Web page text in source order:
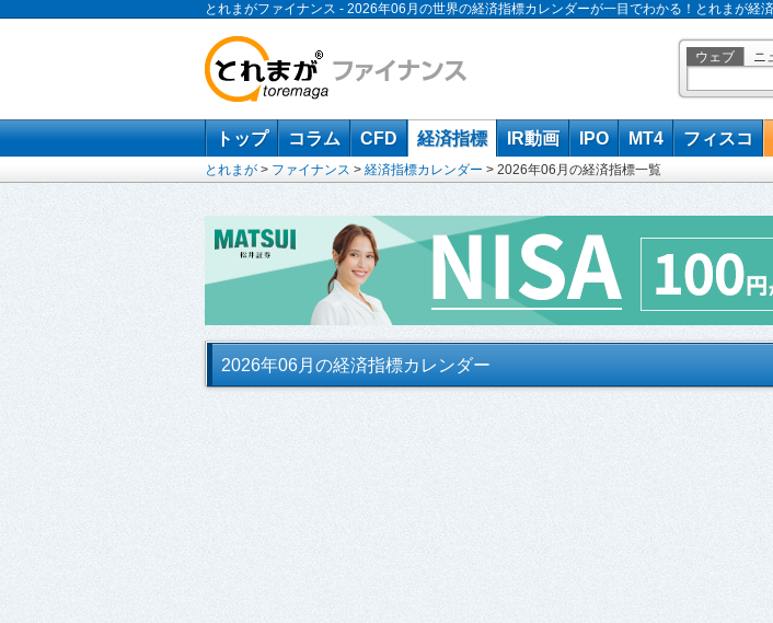
とれまがファイナンス - 2026年06月の世界の経済指標カレンダーが一目でわかる！とれまが経
ウェブ ニ
トップ コラム CFD 経済指標 IR動画 IPO MT4 フィスコ
とれまが > ファイナンス > 経済指標カレンダー > 2026年06月の経済指標一覧
2026年06月の経済指標カレンダー